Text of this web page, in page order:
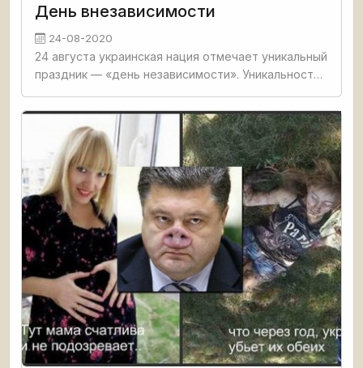
День внезависимости
24-08-2020
24 августа украинская нация отмечает уникальный
праздник — «день независимости». Уникальность
никак не может определиться устойчивый формат
празднования.